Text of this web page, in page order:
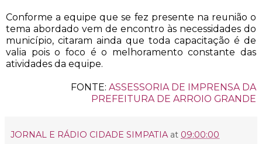
Conforme a equipe que se fez presente na reunião o
tema abordado vem de encontro às necessidades do
município, citaram ainda que toda capacitação é de
valia pois o foco é o melhoramento constante das
atividades da equipe.
FONTE: ASSESSORIA DE IMPRENSA DA
PREFEITURA DE ARROIO GRANDE
JORNAL E RÁDIO CIDADE SIMPATIA at 09:00:00